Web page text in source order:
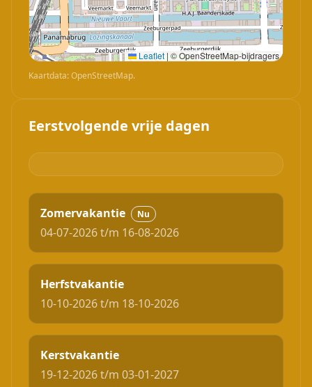
Leaflet |© OpenStreetMap-bijdragers
Kaartdata: OpenStreetMap.
Eerstvolgende vrije dagen
Zomervakantie Nu
04-07-2026 t/m 16-08-2026
Herfstvakantie
10-10-2026 t/m 18-10-2026
Kerstvakantie
19-12-2026 t/m 03-01-2027